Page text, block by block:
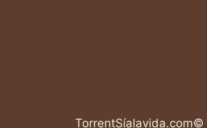
TorrentSíalavida.com©